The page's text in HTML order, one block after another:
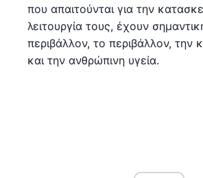
που απαιτούνται για την
λειτουργία τους, έχουν
περιβάλλον, το περιβάλλον, την
και την ανθρώπινη υγεία.